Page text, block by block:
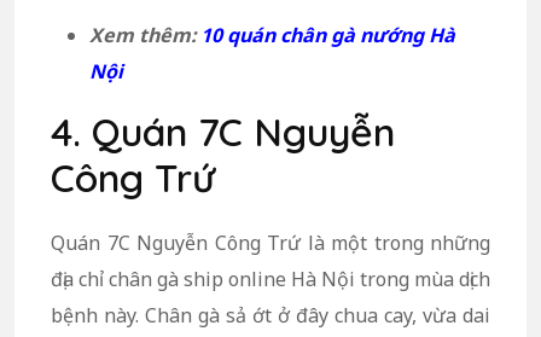
Xem thêm: 10 quán chân gà nướng Hà
Nội
4. Quán 7C Nguyễn
Công Trứ
Quán 7C Nguyễn Công Trứ là một trong những
địa chỉ chân gà ship online Hà Nội trong mùa dịch
bệnh này. Chân gà sả ớt ở đây chua cay, vừa dai